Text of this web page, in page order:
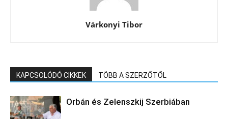
Várkonyi Tibor
KAPCSOLÓDÓ CIKKEK TÖBB A SZERZŐTŐL
Orbán és Zelenszkij Szerbiában